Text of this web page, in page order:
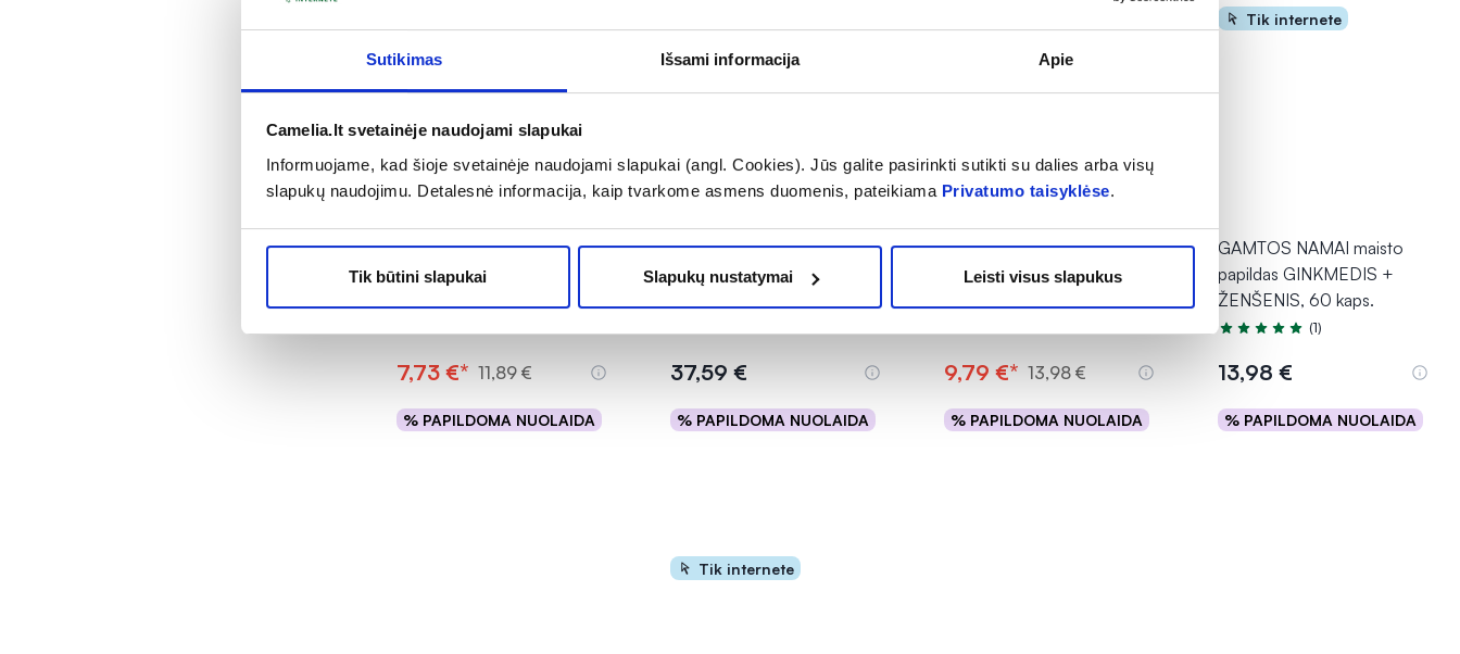
Sutikimas Išsami informacija Apie
Camelia.lt svetainėje naudojami slapukai
Informuojame, kad šioje svetainėje naudojami slapukai (angl. Cookies). Jūs galite pasirinkti sutikti su dalies arba visų
slapukų naudojimu. Detalesnė informacija, kaip tvarkome asmens duomenis, pateikiama Privatumo taisyklėse.
Tik būtini slapukai Slapukų nustatymai Leisti visus slapukus
ACONITUM maisto papildas
MEMORIL FORTE, 30
7,73 €* 11,89 €
% PAPILDOMA NUOLAIDA
Į krepšelį
NEW NORDIC maisto
papildas TONE, 120 tab.
37,59 €
% PAPILDOMA NUOLAIDA
Į krepšelį
SAPIENS maisto papildas
GINKMEDŽIŲ
Įvertinimas 4.0 iš 5
9,79 €* 13,98 €
% PAPILDOMA NUOLAIDA
Į krepšelį
Tik internete
GAMTOS NAMAI maisto
papildas GINKMEDIS +
ŽENŠENIS, 60 kaps.
Įvertinimas 5.0 iš 5
(1)
13,98 €
% PAPILDOMA NUOLAIDA
Į krepšelį
Tik internete